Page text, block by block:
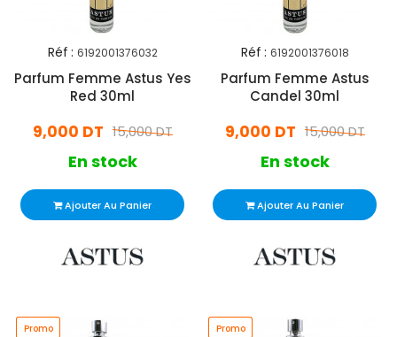
Réf : 6192001376032
Parfum Femme Astus Yes
Red 30ml
15,000 DT
9,000 DT
En stock
Ajouter Au Panier
Réf : 6192001376018
Parfum Femme Astus
Candel 30ml
15,000 DT
9,000 DT
En stock
Ajouter Au Panier
Promo
Promo Promo
Promo